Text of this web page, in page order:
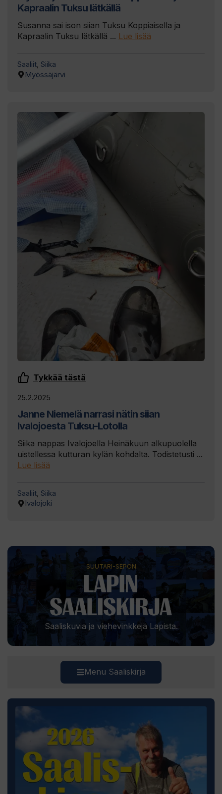
Kapraalin Tuksu lätkällä
Susanna sai ison siian Tuksu Koppiaisella ja
Kapraalin Tuksu lätkällä ... Lue lisää
Saaliit, Siika
Myössäjärvi
Tykkää tästä
25.2.2025
Janne Niemelä narrasi nätin siian
Ivalojoesta Tuksu-Lotolla
Siika nappas Ivalojoella Heinäkuun alkupuolella
uistellessa kutturan kylän kohdalta. Todistetusti ...
Lue lisää
Saaliit Siika
Ivalojoki
SUUTARI-SEPON
Saaliskuvia ja viehevinkkejä Lapista.
Menu Saaliskirja